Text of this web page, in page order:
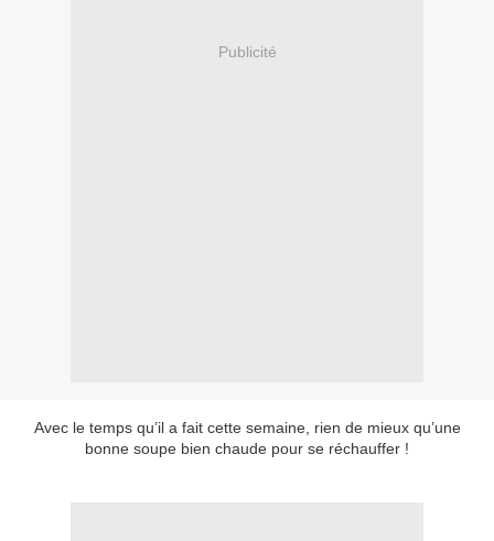
Publicité
Avec le temps qu’il a fait cette semaine, rien de mieux qu’une
bonne soupe bien chaude pour se réchauffer !